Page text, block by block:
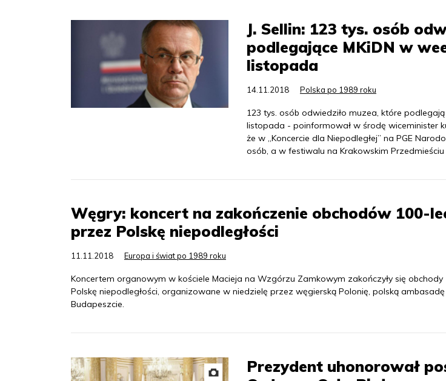
J. Sellin: 123 tys. osób
podlegające MKiDN w
listopada
14.11.2018 Polska po 1989 roku
123 tys. osób odwiedziło muzea, które
listopada - poinformował w środę wiceminister
że w „Koncercie dla Niepodległej” na PGE
osób, a w festiwalu na Krakowskim Przedmieściu
Węgry: koncert na zakończenie obchodów 100-
przez Polskę niepodległości
11.11.2018 Europa i świat po 1989 roku
Koncertem organowym w kościele Macieja na Wzgórzu Zamkowym zakończyły się
Polskę niepodległości, organizowane w niedzielę przez węgierską Polonię, polską
Budapeszcie.
Prezydent uhonorował